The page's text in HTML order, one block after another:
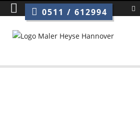
0511 / 612994